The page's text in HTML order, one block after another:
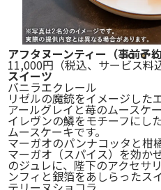
アフタヌーンティー（事前予
11,000円 （税込、サービス料
スイーツ
バニラエクレール
リゼルの魔銃をイメージした
アールグレイと苺のムースケ
イレヴンの鱗をモチーフにし
ムースケーキです。
マーガオのパンナコッタと柑
マーガオ（スパイス）を効か
のジュレに、陛下のアクセサ
ンフィと銀箔をあしらったス